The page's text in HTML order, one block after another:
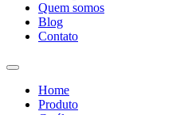
Quem somos
Blog
Contato
Home
Produto